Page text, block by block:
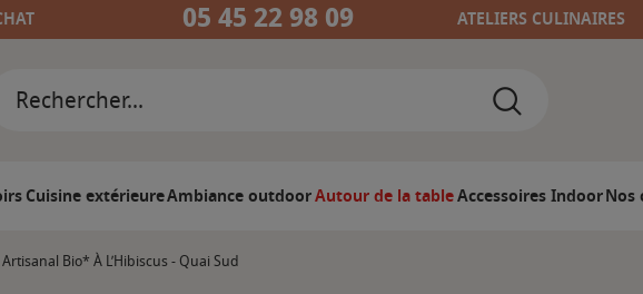
05 45 22 98 09 ATELIERS CULINAIRES
Cuisine extérieureAmbiance outdoorAutour de la tableAccessoires IndoorNos
Bio* À L’Hibiscus - Quai Sud